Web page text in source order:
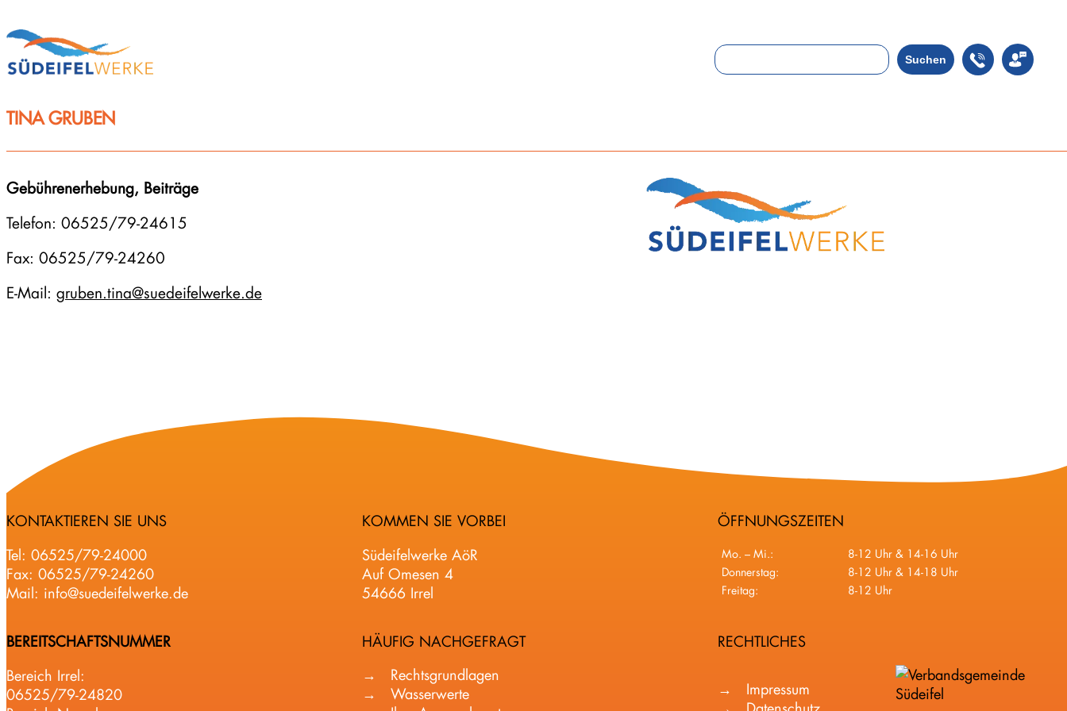
Inhalt
springen
Suchen
TINA GRUBEN
Gebührenerhebung, Beiträge
Telefon: 06525/79-24615
Fax: 06525/79-24260
E-Mail: gruben.tina@suedeifelwerke.de
KONTAKTIEREN SIE UNS
Tel: 06525/79-24000
Fax: 06525/79-24260
Mail: info@suedeifelwerke.de
KOMMEN SIE VORBEI
Südeifelwerke AöR
Auf Omesen 4
54666 Irrel
ÖFFNUNGSZEITEN
Mo. – Mi.:
8-12 Uhr & 14-16 Uhr
Donnerstag:
8-12 Uhr & 14-18 Uhr
Freitag:
8-12 Uhr
BEREITSCHAFTSNUMMER
Bereich Irrel:
06525/79-24820
HÄUFIG NACHGEFRAGT
Rechtsgrundlagen
Wasserwerte
RECHTLICHES
Impressum